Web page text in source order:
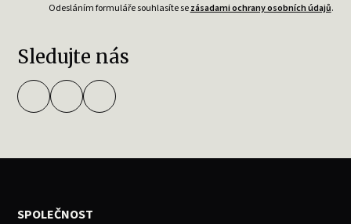
Odesláním formuláře souhlasíte sezásadami ochrany osobních údajů.
Sledujte nás
SPOLEČNOST